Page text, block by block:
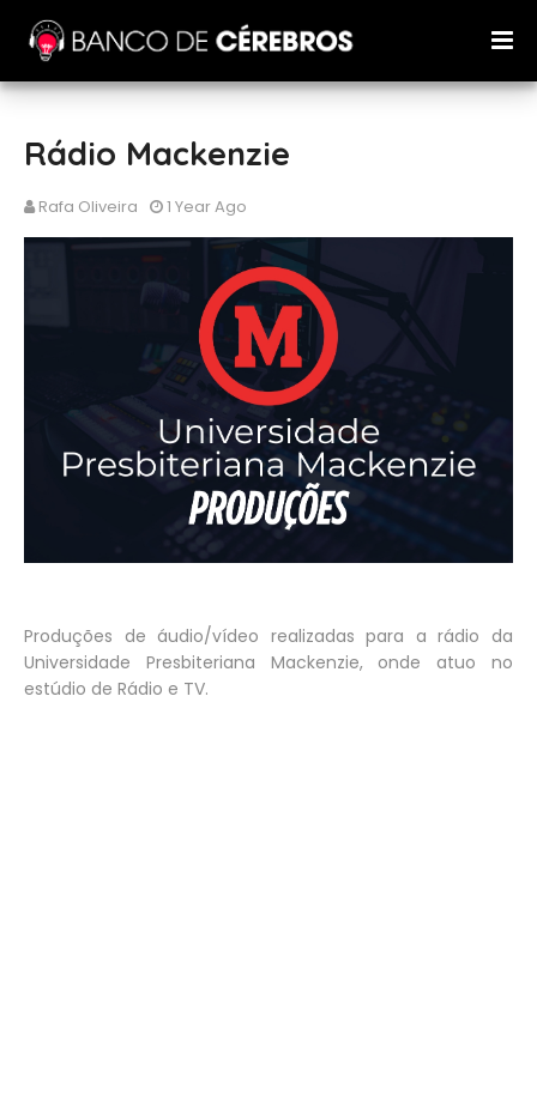
Rádio Mackenzie
Rafa Oliveira 1 Year Ago
Produções de áudio/vídeo realizadas para a rádio da
Universidade Presbiteriana Mackenzie, onde atuo no
estúdio de Rádio e TV.